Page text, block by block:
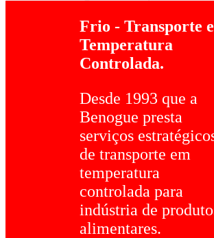
Frio - Transporte
Temperatura
Controlada.
Desde 1993 que a
Benogue presta
serviços
de transporte em
temperatura
controlada para
indústria de
alimentares.